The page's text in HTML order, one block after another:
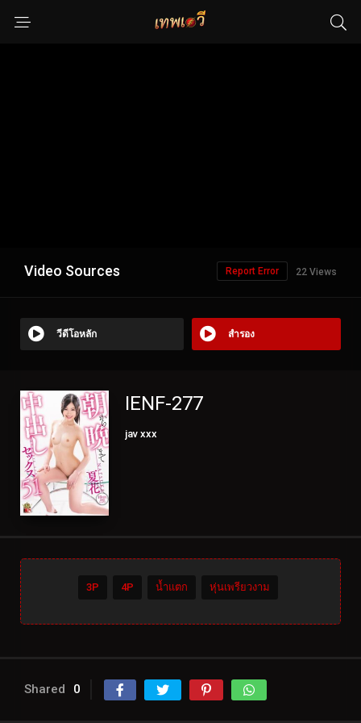
Video Sources 22 Views
Report Error
วีดีโอหลัก สำรอง
IENF-277
jav xxx
3P 4P น้ำแตก หุ่นเพรียวงาม
Shared 0